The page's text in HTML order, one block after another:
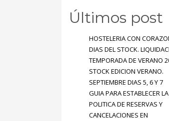
Últimos post
HOSTELERIA CON
DIAS DEL STOCK.
TEMPORADA DE VERANO
STOCK EDICION VERANO.
SEPTIEMBRE DIAS 5, 6 Y 7
GUIA PARA ESTABLECER LA
POLITICA DE RESERVAS Y
CANCELACIONES EN